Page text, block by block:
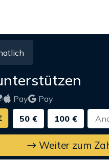
Pay
Pay
50 € 100 €
Weiter zum